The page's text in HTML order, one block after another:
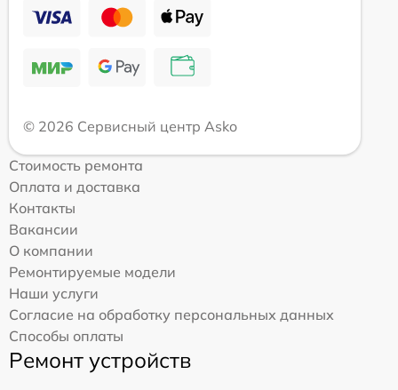
© 2026 Сервисный центр Asko
Стоимость ремонта
Оплата и доставка
Контакты
Вакансии
О компании
Ремонтируемые модели
Наши услуги
Согласие на обработку персональных данных
Способы оплаты
Ремонт устройств